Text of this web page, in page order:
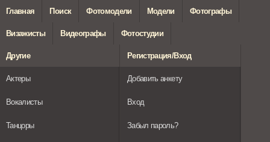
Главная Поиск Фотомодели Модели Фотографы
Визажисты Видеографы Фотостудии
Другие
Актеры
Вокалисты
Танцоры
Регистрация/Вход
Добавить анкету
Вход
Забыл пароль?